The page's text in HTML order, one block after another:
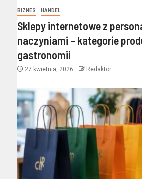
BIZNES HANDEL
Sklepy internetowe z
naczyniami – kategorie
gastronomii
27 kwietnia, 2026 Redaktor